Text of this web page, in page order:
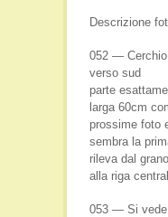
Descrizione
052 — Cerchio
verso sud
parte
larga 60cm
prossime foto
sembra la
rileva dal
alla riga
053 — Si vede